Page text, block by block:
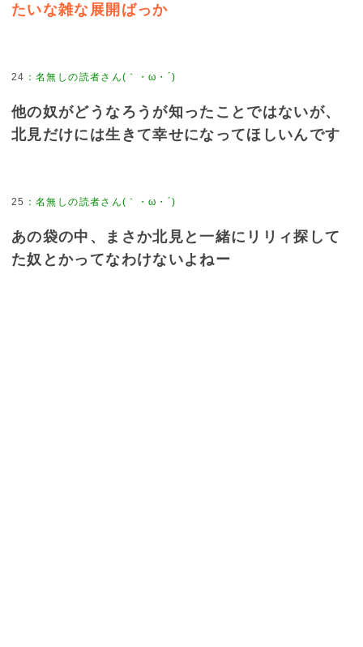
たいな雑な展開ばっか
24 ：名無しの読者さん(｀・ω・´)
他の奴がどうなろうが知ったことではないが、
北見だけには生きて幸せになってほしいんです
25 ：名無しの読者さん(｀・ω・´)
あの袋の中、まさか北見と一緒にリリィ探して
た奴とかってなわけないよねー